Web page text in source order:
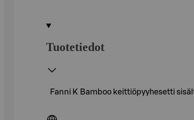
Tuotetiedot
Fanni K Bamboo keittiöpyyhesetti